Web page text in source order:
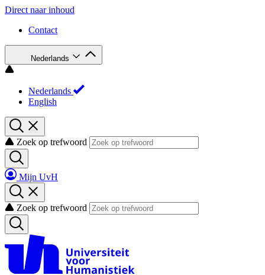
Direct naar inhoud
Contact
Nederlands
Nederlands
English
Zoek op trefwoord
Mijn UvH
Zoek op trefwoord